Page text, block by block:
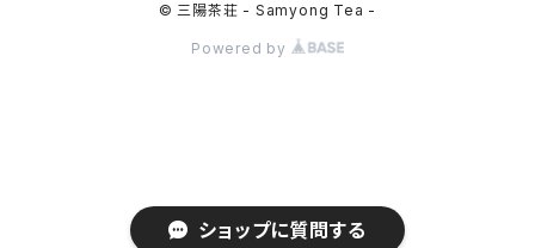
ショップに質問する
© 三陽茶荘 - Samyong Tea -
Powered by